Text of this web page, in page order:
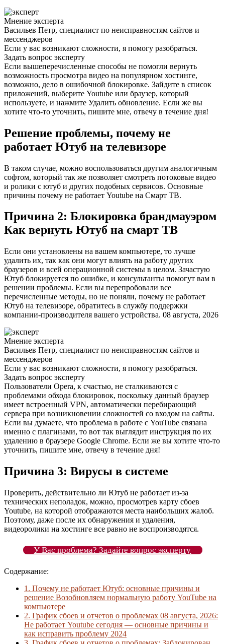
Мнение эксперта
Васильев Петр, специалист по неисправностям сайтов и
мессенджеров
Если у вас возникают сложности, я помогу разобраться.
Задать вопрос эксперту
Если вышеперечисленные способы не помогли вернуть
возможность просмотра видео на популярном хостинге,
возможно, дело в ошибочной блокировке. Зайдите в список
приложений, выберите Youtube или браузер, который
используете, и нажмите Удалить обновление. Если же вы
хотите что-то уточнить, пишите мне, отвечу в течение дня!
Решение проблемы, почему не
работает Ютуб на телевизоре
В таком случае, можно воспользоваться другим аналогичным
софтом, который так же позволяет смотреть потоковые видео
и ролики с ютуб и других подобных сервисов. Основные
причины почему не работает Youtube на Смарт ТВ.
Причина 2: Блокировка брандмауэром
Как вернуть Ютуб на смарт ТВ
Если они установлены на вашем компьютере, то лучше
удалить их, так как они могут влиять на работу других
браузеров и всей операционной системы в целом. Зачастую
Ютуб блокируется по ошибке, и консультанты помогут вам в
решении проблемы. Если вы перепробовали все
перечисленные методы, но не поняли, почему не работает
Ютуб на телевизоре, обратитесь в службу поддержки
компании-производителя вашего устройства. 08 августа, 2026
Мнение эксперта
Васильев Петр, специалист по неисправностям сайтов и
мессенджеров
Если у вас возникают сложности, я помогу разобраться.
Задать вопрос эксперту
Пользователи Opera, к счастью, не сталкиваются с
проблемами обхода блокировок, поскольку данный браузер
имеет встроенный VPN, автоматически перебирающий
сервера при возникновении сложностей со входом на сайты.
Если вы думаете, что проблема в работе с YouTube связана
именно с плагинами, то вот так выглядит инструкция по их
удалению в браузере Google Chrome. Если же вы хотите что-то
уточнить, пишите мне, отвечу в течение дня!
Причина 3: Вирусы в системе
Проверить, действительно ли Ютуб не работает из-за
технических неполадок, можно, просмотрев карту сбоев
Youtube, на которой отображаются места наибольших жалоб.
Поэтому, даже после их обнаружения и удаления,
видеоролики на хостинге все равно не воспроизводятся.
У Вас проблема? Задайте вопрос эксперту
Содержание:
1. Почему не работает Ютуб: основные причины и
решение Возобновляем нормальную работу YouTube на
компьютере
2. График сбоев и отчетов о проблемах 08 августа, 2026:
Не работает Youtube сегодня — основные причины и
как исправить проблему 2024